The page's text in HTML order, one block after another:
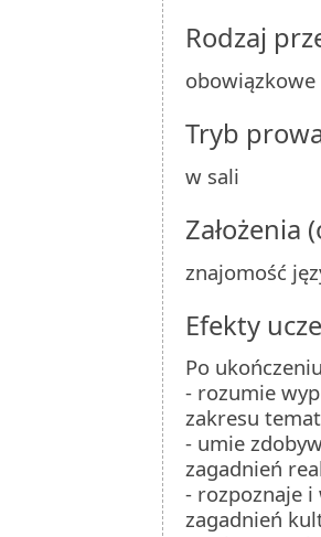
Rodzaj
obowiązkowe
Tryb
w sali
Założenia
znajomość
Efekty
Po
- rozumie
zakresu
- umie
zagadnień
- rozpoznaje i
zagadnień